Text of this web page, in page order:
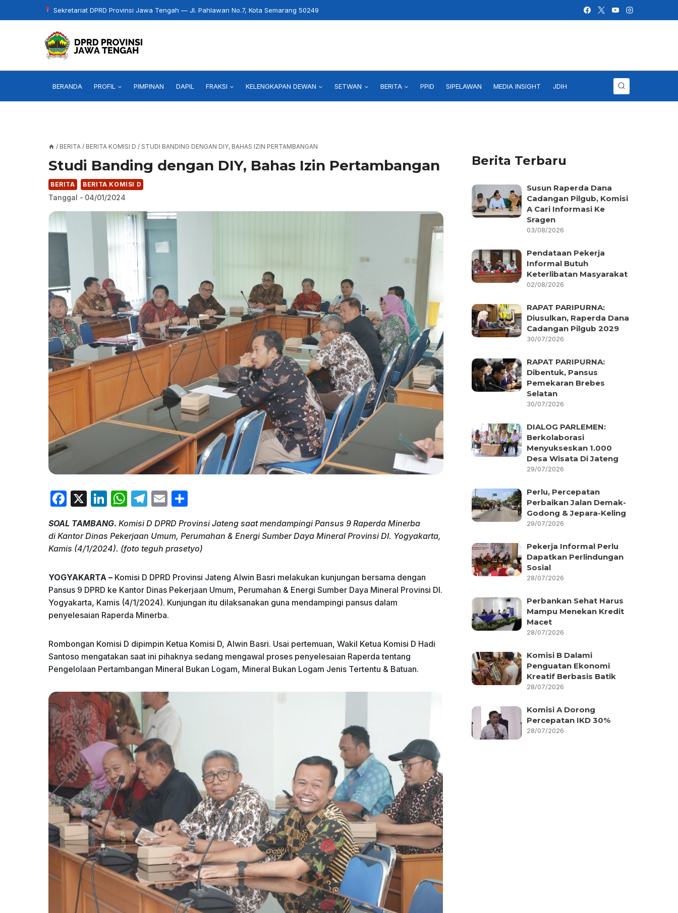
to
Sekretariat DPRD Provinsi Jawa Tengah — Jl. Pahlawan No.7, Kota Semarang 50249
BERANDA PROFIL PIMPINAN DAPIL FRAKSI KELENGKAPAN DEWAN SETWAN BERITA PPID SIPELAWAN MEDIA INSIGHT JDIH
/ BERITA / BERITA KOMISI D / STUDI BANDING DENGAN DIY, BAHAS IZIN PERTAMBANGAN
Studi Banding dengan DIY, Bahas Izin Pertambangan
BERITA BERITA KOMISI D
Tanggal - 04/01/2024
F
c
e
o
o
k
X
Li
k
e
n
W
at
s
p
p
T
e
gr
m
E
ai
l
ar
e
SOAL TAMBANG. Komisi D DPRD Provinsi Jateng saat mendampingi Pansus 9 Raperda Minerba
di Kantor Dinas Pekerjaan Umum, Perumahan & Energi Sumber Daya Mineral Provinsi DI. Yogyakarta,
Kamis (4/1/2024). (foto teguh prasetyo)
YOGYAKARTA – Komisi D DPRD Provinsi Jateng Alwin Basri melakukan kunjungan bersama dengan
Pansus 9 DPRD ke Kantor Dinas Pekerjaan Umum, Perumahan & Energi Sumber Daya Mineral Provinsi DI.
Yogyakarta, Kamis (4/1/2024). Kunjungan itu dilaksanakan guna mendampingi pansus dalam
penyelesaian Raperda Minerba.
Rombongan Komisi D dipimpin Ketua Komisi D, Alwin Basri. Usai pertemuan, Wakil Ketua Komisi D Hadi
Santoso mengatakan saat ini pihaknya sedang mengawal proses penyelesaian Raperda tentang
Pengelolaan Pertambangan Mineral Bukan Logam, Mineral Bukan Logam Jenis Tertentu & Batuan.
Berita Terbaru
Susun Raperda Dana
Cadangan Pilgub, Komisi
A Cari Informasi Ke
Sragen
03/08/2026
Pendataan Pekerja
Informal Butuh
Keterlibatan Masyarakat
02/08/2026
RAPAT PARIPURNA:
Diusulkan, Raperda Dana
Cadangan Pilgub 2029
30/07/2026
RAPAT PARIPURNA:
Dibentuk, Pansus
Pemekaran Brebes
Selatan
30/07/2026
DIALOG PARLEMEN:
Berkolaborasi
Menyukseskan 1.000
Desa Wisata Di Jateng
29/07/2026
Perlu, Percepatan
Perbaikan Jalan Demak-
Godong & Jepara-Keling
29/07/2026
Pekerja Informal Perlu
Dapatkan Perlindungan
Sosial
28/07/2026
Perbankan Sehat Harus
Mampu Menekan Kredit
Macet
28/07/2026
Komisi B Dalami
Penguatan Ekonomi
Kreatif Berbasis Batik
28/07/2026
Komisi A Dorong
Percepatan IKD 30%
28/07/2026